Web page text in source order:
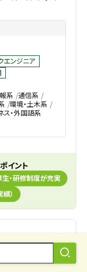
エンジニア
系 通信系
環境・土木系
ス・外国語系
イント
・研修制度が充実
）